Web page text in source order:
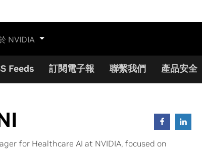
NVIDIA
Feeds 訂閱電子報 聯繫我們 產品安全
for Healthcare AI at NVIDIA, focused on